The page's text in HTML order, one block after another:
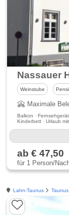
Weinstube
Maximale
Balkon ·
Kinderbett · Urlaub
ab € 47,50
für 1 Person/
Lahn-Taunus Taunus